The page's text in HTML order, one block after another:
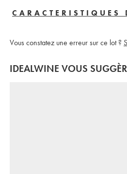
CARACTERISTIQUES
Vous constatez une erreur sur ce lot ?
IDEALWINE VOUS